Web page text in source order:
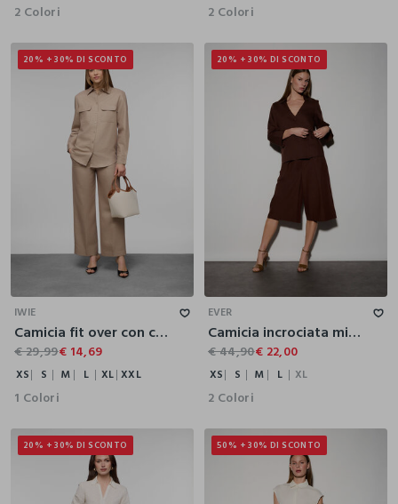
2 Colori 2 Colori
20% + 30% DI SCONTO
XXL
IWIE
Camicia fit over con collo alla francese misto lino donna
€ 29,99€ 14,69
XS S M L XL XXL
1 Colori
20% + 30% DI SCONTO
EVER
Camicia incrociata misto lino donna
€ 44,90€ 22,00
XS S M L XL
2 Colori
20% + 30% DI SCONTO 50% + 30% DI SCONTO